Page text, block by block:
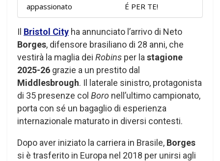
appassionato
É PER TE!
Il Bristol City ha annunciato l’arrivo di Neto
Borges, difensore brasiliano di 28 anni, che
vestirà la maglia dei Robins per la stagione
2025-26 grazie a un prestito dal
Middlesbrough. Il laterale sinistro, protagonista
di 35 presenze col Boro nell’ultimo campionato,
porta con sé un bagaglio di esperienza
internazionale maturato in diversi contesti.
Dopo aver iniziato la carriera in Brasile, Borges
si è trasferito in Europa nel 2018 per unirsi agli